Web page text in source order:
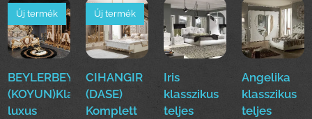
BEYLERBEYI
(KOYUN)Klasszikus
luxus
Új termék
CIHANGIR
(DASE)
Komplett
Új termék
Iris
klasszikus
teljes
Angelika
klasszikus
teljes